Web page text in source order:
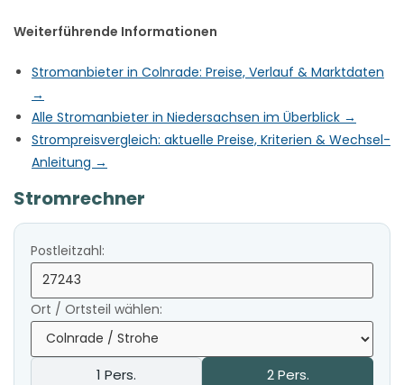
Weiterführende Informationen
Stromanbieter in Colnrade: Preise, Verlauf & Marktdaten
→
Alle Stromanbieter in Niedersachsen im Überblick →
Strompreisvergleich: aktuelle Preise, Kriterien & Wechsel-
Anleitung →
Stromrechner
Postleitzahl:
Ort / Ortsteil wählen:
1 Pers.
2 Pers.